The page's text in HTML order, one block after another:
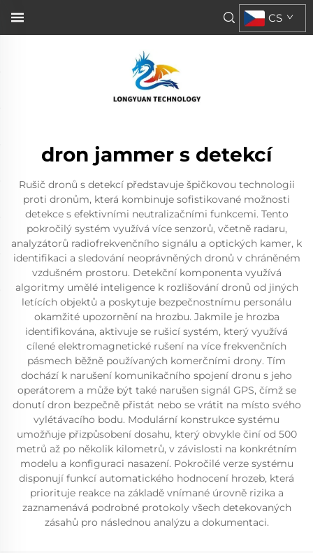
CS
dron jammer s detekcí
Rušič dronů s detekcí představuje špičkovou technologii
proti dronům, která kombinuje sofistikované možnosti
detekce s efektivními neutralizačními funkcemi. Tento
pokročilý systém využívá více senzorů, včetně radaru,
analyzátorů radiofrekvenčního signálu a optických kamer, k
identifikaci a sledování neoprávněných dronů v chráněném
vzdušném prostoru. Detekční komponenta využívá
algoritmy umělé inteligence k rozlišování dronů od jiných
letících objektů a poskytuje bezpečnostnímu personálu
okamžité upozornění na hrozbu. Jakmile je hrozba
identifikována, aktivuje se rušicí systém, který využívá
cílené elektromagnetické rušení na více frekvenčních
pásmech běžně používaných komerčními drony. Tím
dochází k narušení komunikačního spojení dronu s jeho
operátorem a může být také narušen signál GPS, čímž se
donutí dron bezpečně přistát nebo se vrátit na místo svého
vylétávacího bodu. Modulární konstrukce systému
umožňuje přizpůsobení dosahu, který obvykle činí od 500
metrů až po několik kilometrů, v závislosti na konkrétním
modelu a konfiguraci nasazení. Pokročilé verze systému
disponují funkcí automatického hodnocení hrozeb, která
priorituje reakce na základě vnímané úrovně rizika a
zaznamenává podrobné protokoly všech detekovaných
zásahů pro následnou analýzu a dokumentaci.